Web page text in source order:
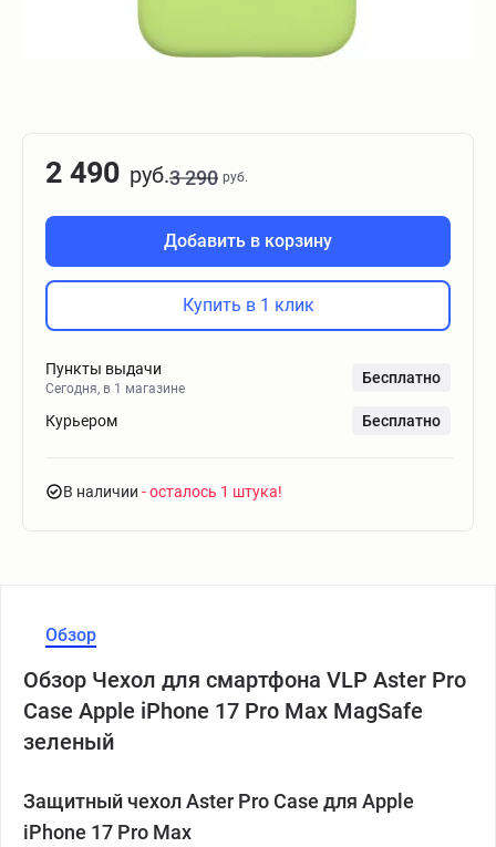
2 490 руб.3 290 руб.
Добавить в корзину
Купить в 1 клик
Пункты выдачи
Сегодня, в 1 магазине
Бесплатно
Курьером Бесплатно
В наличии - осталось 1 штука
Обзор
Обзор Чехол для смартфона VLP Aster Pro
Case Apple iPhone 17 Pro Max MagSafe
зеленый
Защитный чехол Aster Pro Case для Apple
iPhone 17 Pro Max